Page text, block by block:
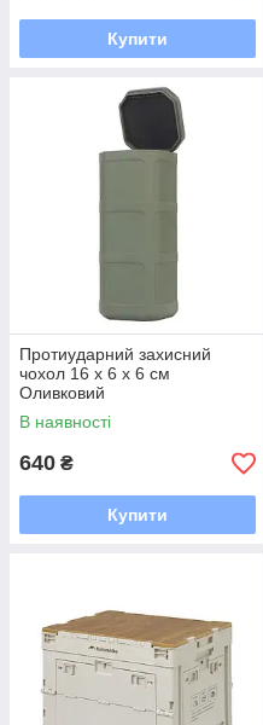
Купити
Протиударний захисний
чохол 16 х 6 х 6 см
Оливковий
В наявності
640 ₴
Купити